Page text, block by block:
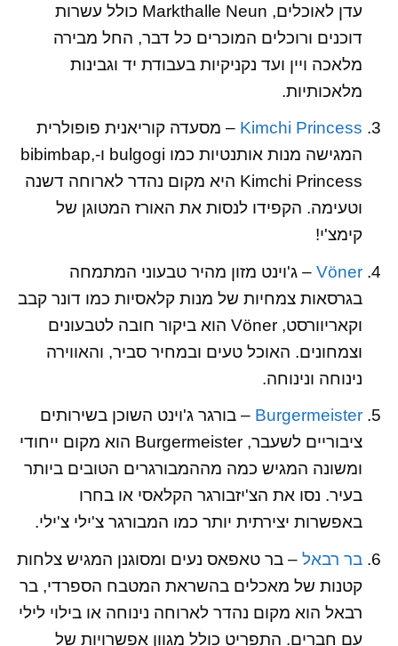
עדן לאוכלים, Markthalle Neun כולל עשרות
דוכנים ורוכלים המוכרים כל דבר, החל מבירה
מלאכה ויין ועד נקניקיות בעבודת יד וגבינות
מלאכותיות.
Kimchi Princess – מסעדה קוריאנית פופולרית
המגישה מנות אותנטיות כמו bulgogi ו-bibimbap,
Kimchi Princess היא מקום נהדר לארוחה דשנה
וטעימה. הקפידו לנסות את האורז המטוגן של
קימצ'י!
Vöner– ג'וינט מזון מהיר טבעוני המתמחה
בגרסאות צמחיות של מנות קלאסיות כמו דונר קבב
וקאריוורסט, Vöner הוא ביקור חובה לטבעונים
וצמחונים. האוכל טעים ובמחיר סביר, והאווירה
נינוחה ונינוחה.
Burgermeister – בורגר ג'וינט השוכן בשירותים
ציבוריים לשעבר, Burgermeister הוא מקום ייחודי
ומשונה המגיש כמה מההמבורגרים הטובים ביותר
בעיר. נסו את הצ'יזבורגר הקלאסי או בחרו
באפשרות יצירתית יותר כמו המבורגר צ'ילי צ'ילי.
בר רבאל– בר טאפאס נעים ומסוגנן המגיש צלחות
קטנות של מאכלים בהשראת המטבח הספרדי, בר
רבאל הוא מקום נהדר לארוחה נינוחה או בילוי לילי
עם חברים. התפריט כולל מגוון אפשרויות של